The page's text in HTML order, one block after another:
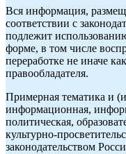
Вся информация,
соответствии с
подлежит
форме, в том числе
переработке не иначе
правообладателя.
Примерная тематика и
информационная,
политическая,
культурно-
законодательством